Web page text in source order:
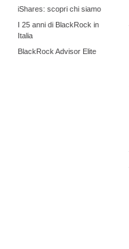
fondo
iShares: scopri chi siamo
I 25 anni di BlackRock in
Italia
BlackRock Advisor Elite